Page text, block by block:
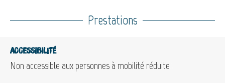
Prestations
Accessibilité
Non accessible aux personnes à mobilité réduite